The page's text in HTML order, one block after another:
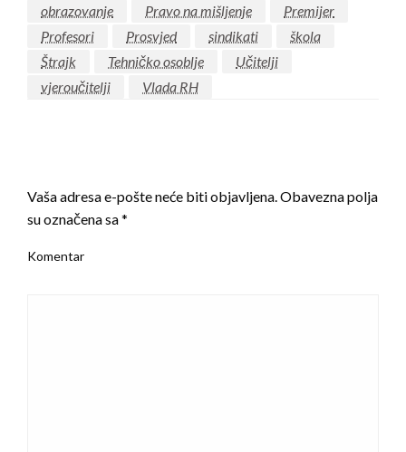
obrazovanje
Pravo na mišljenje
Premijer
Profesori
Prosvjed sindikati
škola
Štrajk
Tehničko osoblje
Učitelji
vjeroučitelji
Vlada RH
Vaša adresa e-pošte neće biti objavljena. Obavezna polja
su označena sa*
Komentar